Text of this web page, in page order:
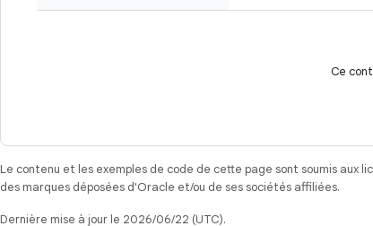
Ce
Le contenu et les exemples de code de cette page sont soumis aux
des marques déposées d'Oracle et/ou de ses sociétés affiliées.
Dernière mise à jour le 2026/06/22 (UTC).